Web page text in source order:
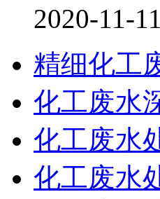
2020-11-11
精细化工
化工废水
化工废水
化工废水